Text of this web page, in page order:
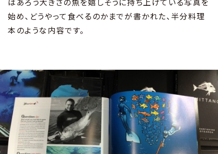
始め、どうやって食べるのかまでが書かれた、半分料理
本のような内容です。